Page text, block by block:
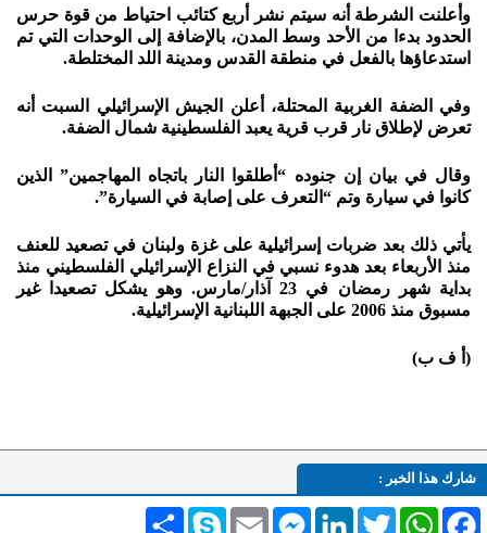
وأعلنت الشرطة أنه سيتم نشر أربع كتائب احتياط من قوة حرس
الحدود بدءا من الأحد وسط المدن، بالإضافة إلى الوحدات التي تم
استدعاؤها بالفعل في منطقة القدس ومدينة اللد المختلطة.
وفي الضفة الغربية المحتلة، أعلن الجيش الإسرائيلي السبت أنه
تعرض لإطلاق نار قرب قرية يعبد الفلسطينية شمال الضفة.
وقال في بيان إن جنوده “أطلقوا النار باتجاه المهاجمين” الذين
كانوا في سيارة وتم “التعرف على إصابة في السيارة”.
يأتي ذلك بعد ضربات إسرائيلية على غزة ولبنان في تصعيد للعنف
منذ الأربعاء بعد هدوء نسبي في النزاع الإسرائيلي الفلسطيني منذ
بداية شهر رمضان في 23 آذار/مارس. وهو يشكل تصعيدا غير
مسبوق منذ 2006 على الجبهة اللبنانية الإسرائيلية.
(أ ف ب)
شارك هذا الخبر :
انشر Skype Email
MessengerLinkedInTwitterWhatsAppFacebook